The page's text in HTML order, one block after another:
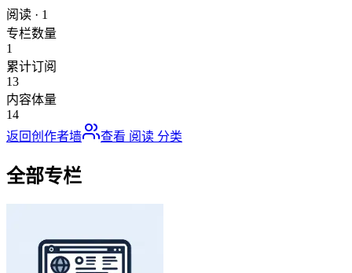
阅读 · 1
专栏数量
1
累计订阅
13
内容体量
14
返回创作者墙
查看 阅读 分类
全部专栏